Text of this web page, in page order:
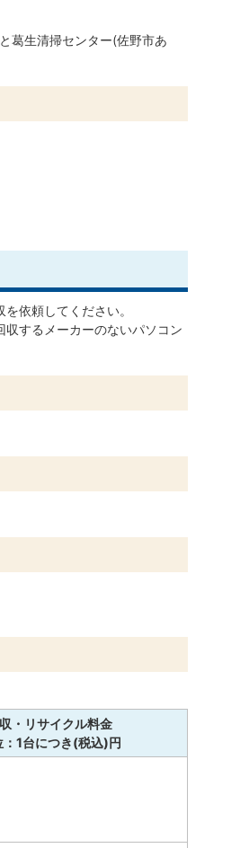
葛生清掃センター(佐野市あ
依頼してください。
するメーカーのないパソコン
・リサイクル料金
：1台につき(税込)円